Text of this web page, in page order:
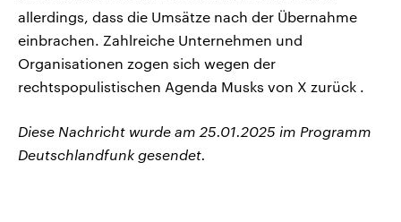
allerdings, dass die Umsätze nach der Übernahme
einbrachen. Zahlreiche Unternehmen und
Organisationen zogen sich wegen der
rechtspopulistischen Agenda Musks von X zurück .
Diese Nachricht wurde am 25.01.2025 im Programm
Deutschlandfunk gesendet.